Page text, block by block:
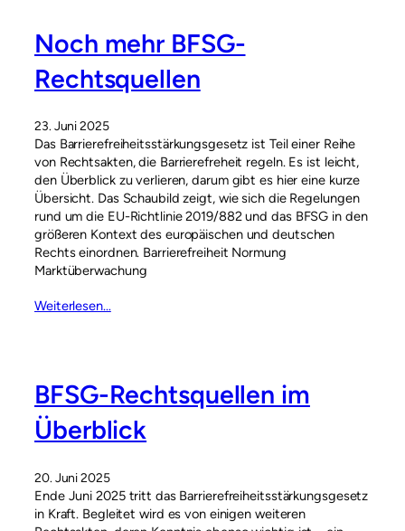
Noch mehr BFSG-
Rechtsquellen
23. Juni 2025
Das Barrierefreiheitsstärkungsgesetz ist Teil einer Reihe
von Rechtsakten, die Barrierefreheit regeln. Es ist leicht,
den Überblick zu verlieren, darum gibt es hier eine kurze
Übersicht. Das Schaubild zeigt, wie sich die Regelungen
rund um die EU-Richtlinie 2019/882 und das BFSG in den
größeren Kontext des europäischen und deutschen
Rechts einordnen. Barrierefreiheit Normung
Marktüberwachung
Weiterlesen…
BFSG-Rechtsquellen im
Überblick
20. Juni 2025
Ende Juni 2025 tritt das Barrierefreiheitsstärkungsgesetz
in Kraft. Begleitet wird es von einigen weiteren